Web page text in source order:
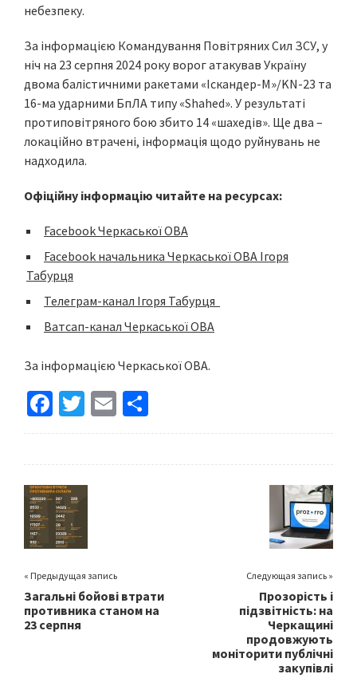
небезпеку.
За інформацією Командування Повітряних Сил ЗСУ, у
ніч на 23 серпня 2024 року ворог атакував Україну
двома балістичними ракетами «Іскандер-М»/KN-23 та
16-ма ударними БпЛА типу «Shahed». У результаті
протиповітряного бою збито 14 «шахедів». Ще два –
локаційно втрачені, інформація щодо руйнувань не
надходила.
Офіційну інформацію читайте на ресурсах:
Facebook Черкаської ОВА
Facebook начальника Черкаської ОВА Ігоря
Табурця
Телеграм-канал Ігоря Табурця
Ватсап-канал Черкаської ОВА
За інформацією Черкаської ОВА.
Fa
ce
o
o
k
T
wi
er
E
m h
« Предыдущая запись
Загальні бойові втрати
противника станом на
23 серпня
Следующая запись »
Прозорість і
підзвітність: на
Черкащині
продовжують
моніторити публічні
закупівлі